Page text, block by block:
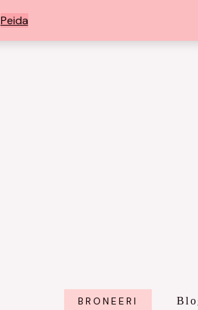
Peida
BRONEERI